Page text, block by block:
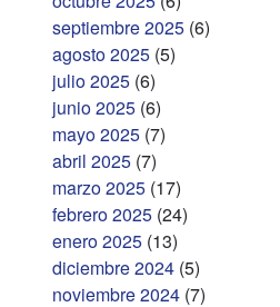
septiembre 2025 (6)
agosto 2025 (5)
julio 2025 (6)
junio 2025 (6)
mayo 2025 (7)
abril 2025 (7)
marzo 2025 (17)
febrero 2025 (24)
enero 2025 (13)
diciembre 2024 (5)
noviembre 2024 (7)